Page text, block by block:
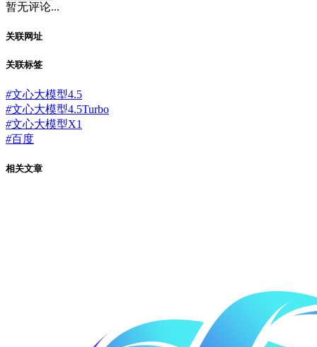
暂无评论...
关联网址
关联标签
#文心大模型4.5
#文心大模型4.5Turbo
#文心大模型X1
#百度
相关文章